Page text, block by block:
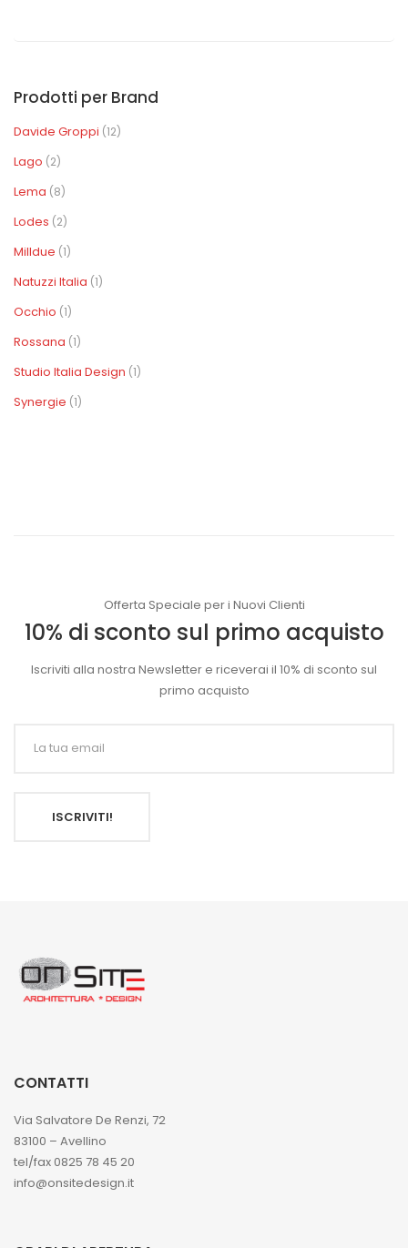
Prodotti per Brand
Davide Groppi (12)
Lago (2)
Lema (8)
Lodes (2)
Milldue (1)
Natuzzi Italia (1)
Occhio (1)
Rossana (1)
Studio Italia Design (1)
Synergie (1)
Offerta Speciale per i Nuovi Clienti
10% di sconto sul primo acquisto
Iscriviti alla nostra Newsletter e riceverai il 10% di sconto sul
primo acquisto
ISCRIVITI!
CONTATTI
Via Salvatore De Renzi, 72
83100 – Avellino
tel/fax 0825 78 45 20
info@onsitedesign.it